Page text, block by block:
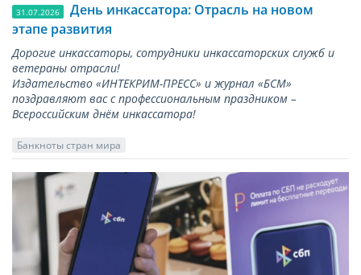
31.07.2026
День инкассатора: Отрасль на новом
этапе развития
Дорогие инкассаторы, сотрудники инкассаторских служб и
ветераны отрасли!
Издательство «ИНТЕКРИМ-ПРЕСС» и журнал «БСМ»
поздравляют вас с профессиональным праздником –
Всероссийским днём инкассатора!
Банкноты стран мира